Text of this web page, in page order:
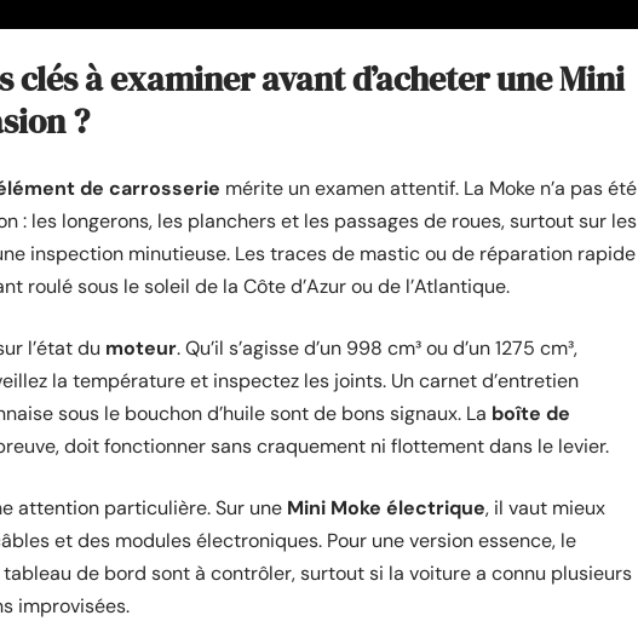
clés à examiner avant d’acheter une Mini
?
de carrosserie mérite un examen attentif. La Moke n’a pas été
: les longerons, les planchers et les passages de roues, surtout sur les
inspection minutieuse. Les traces de mastic ou de réparation rapide
roulé sous le soleil de la Côte d’Azur ou de l’Atlantique.
l’état du moteur. Qu’il s’agisse d’un 998 cm³ ou d’un 1275 cm³,
la température et inspectez les joints. Un carnet d’entretien
sous le bouchon d’huile sont de bons signaux. La boîte de
doit fonctionner sans craquement ni flottement dans le levier.
attention particulière. Sur une Mini Moke électrique, il vaut mieux
et des modules électroniques. Pour une version essence, le
de bord sont à contrôler, surtout si la voiture a connu plusieurs
improvisées.